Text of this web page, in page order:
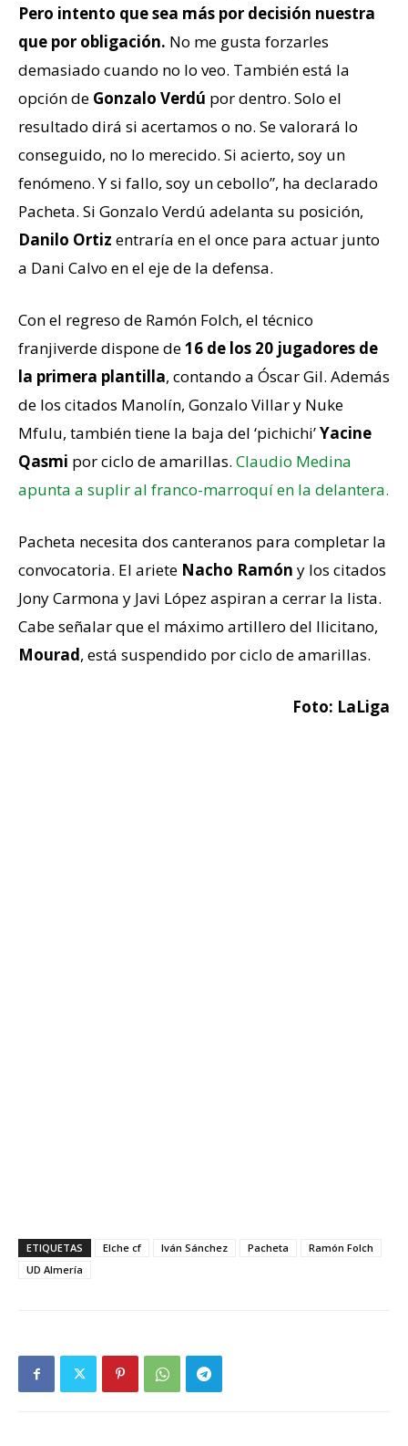
Pero intento que sea más por decisión nuestra
que por obligación. No me gusta forzarles
demasiado cuando no lo veo. También está la
opción de Gonzalo Verdú por dentro. Solo el
resultado dirá si acertamos o no. Se valorará lo
conseguido, no lo merecido. Si acierto, soy un
fenómeno. Y si fallo, soy un cebollo”, ha declarado
Pacheta. Si Gonzalo Verdú adelanta su posición,
Danilo Ortiz entraría en el once para actuar junto
a Dani Calvo en el eje de la defensa.
Con el regreso de Ramón Folch, el técnico
franjiverde dispone de16 de los 20 jugadores de
la primera plantilla, contando a Óscar Gil. Además
de los citados Manolín, Gonzalo Villar y Nuke
Mfulu, también tiene la baja del ‘pichichi’Yacine
Qasmi por ciclo de amarillas. Claudio Medina
apunta a suplir al franco-marroquí en la delantera.
Pacheta necesita dos canteranos para completar la
convocatoria. El ariete Nacho Ramón y los citados
Jony Carmona y Javi López aspiran a cerrar la lista.
Cabe señalar que el máximo artillero del Ilicitano,
Mourad, está suspendido por ciclo de amarillas.
Foto: LaLiga
ETIQUETAS Elche cf Iván Sánchez Pacheta
Ramón Folch
UD Almería